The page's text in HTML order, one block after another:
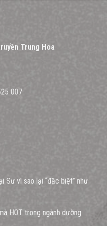
Trung Hoa
007
Sư vì sao lại “đặc biệt” như
HOT trong ngành dưỡng